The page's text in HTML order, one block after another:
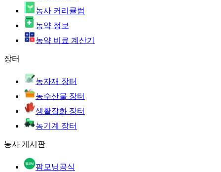
농사 커리큘럼
농약 정보
농약 비료 계산기
장터
농자재 장터
농수산물 장터
생활잡화 장터
농기계 장터
농사 게시판
팜모닝공식